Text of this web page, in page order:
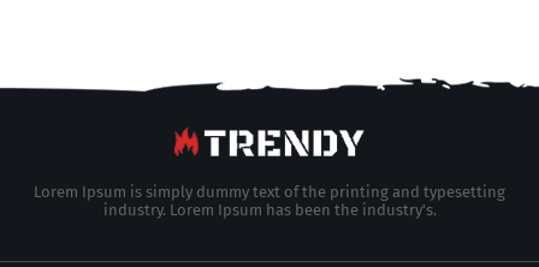
Lorem Ipsum is simply dummy text of the printing and typesetting
industry. Lorem Ipsum has been the industry's.